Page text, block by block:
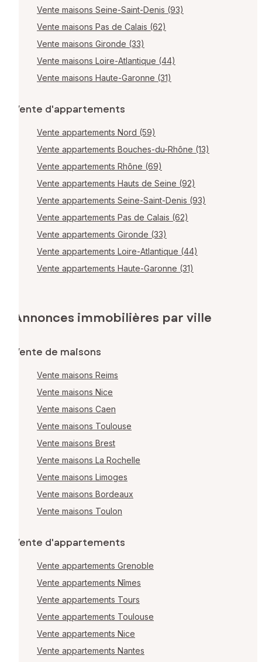
Vente maisons Seine-Saint-Denis (93)
Vente maisons Pas de Calais (62)
Vente maisons Gironde (33)
Vente maisons Loire-Atlantique (44)
Vente maisons Haute-Garonne (31)
Vente d'appartements
Vente appartements Nord (59)
Vente appartements Bouches-du-Rhône (13)
Vente appartements Rhône (69)
Vente appartements Hauts de Seine (92)
Vente appartements Seine-Saint-Denis (93)
Vente appartements Pas de Calais (62)
Vente appartements Gironde (33)
Vente appartements Loire-Atlantique (44)
Vente appartements Haute-Garonne (31)
Annonces immobilières par ville
Vente de maisons
Vente maisons Reims
Vente maisons Nice
Vente maisons Caen
Vente maisons Toulouse
Vente maisons Brest
Vente maisons La Rochelle
Vente maisons Limoges
Vente maisons Bordeaux
Vente maisons Toulon
Vente d'appartements
Vente appartements Grenoble
Vente appartements Nîmes
Vente appartements Tours
Vente appartements Toulouse
Vente appartements Nice
Vente appartements Nantes